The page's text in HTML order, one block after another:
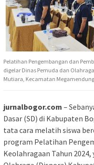
Pelatihan Pengembangan dan
digelar Dinas Pemuda dan
Mutiara, Kecamatan
jurnalbogor.com –
Dasar (SD) di Kabupaten
tata cara melatih siswa
program Pelatihan
Keolahragaan Tahun